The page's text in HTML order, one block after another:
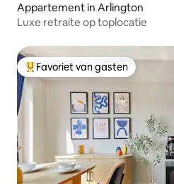
Appartement in Arlington
Luxe retraite op toplocatie
Topfavoriet van gasten
Favoriet van gasten